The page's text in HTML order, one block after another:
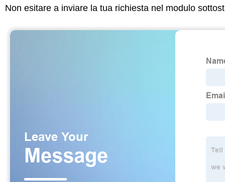
Non esitare a inviare la tua richiesta nel modulo